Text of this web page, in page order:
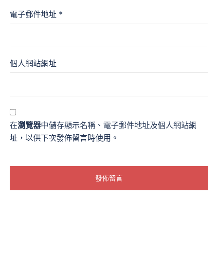
電子郵件地址 *
個人網站網址
在瀏覽器中儲存顯示名稱、電子郵件地址及個人網站網
址，以供下次發佈留言時使用。